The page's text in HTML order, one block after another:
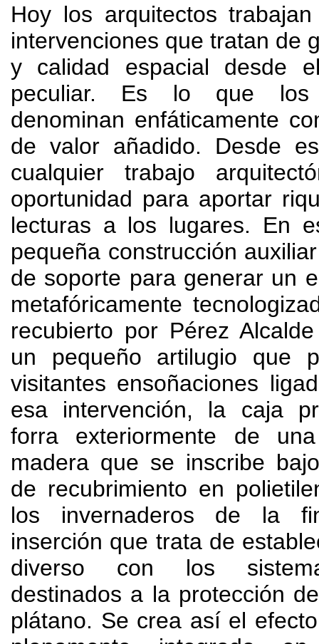
Hoy los arquitectos
intervenciones que tratan de
y calidad espacial desde
peculiar. Es lo que los
denominan enfáticamente
de valor añadido. Desde
cualquier trabajo
oportunidad para aportar
lecturas a los lugares. En
pequeña construcción
de soporte para generar un
metafóricamente
recubierto por Pérez
un pequeño artilugio que
visitantes ensoñaciones
esa intervención, la caja
forra exteriormente de
madera que se inscribe
de recubrimiento en
los invernaderos de la
inserción que trata de
diverso con los
destinados a la protección
plátano. Se crea así el